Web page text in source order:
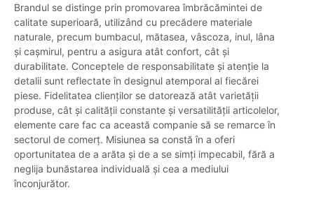
Brandul se distinge prin promovarea îmbrăcămintei de
calitate superioară, utilizând cu precădere materiale
naturale, precum bumbacul, mătasea, vâscoza, inul, lâna
și cașmirul, pentru a asigura atât confort, cât și
durabilitate. Conceptele de responsabilitate și atenție la
detalii sunt reflectate în designul atemporal al fiecărei
piese. Fidelitatea clienților se datorează atât varietății
produse, cât și calității constante și versatilității articolelor,
elemente care fac ca această companie să se remarce în
sectorul de comerț. Misiunea sa constă în a oferi
oportunitatea de a arăta și de a se simți impecabil, fără a
neglija bunăstarea individuală și cea a mediului
înconjurător.